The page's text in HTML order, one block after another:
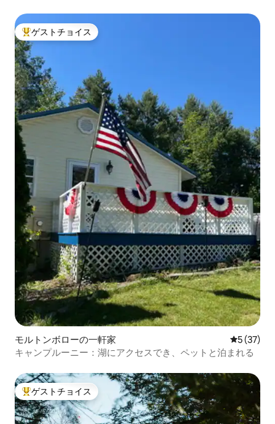
大好評のゲストチョイスです。
ゲストチョイス
モルトンボローの一軒家 レビュー
5 (37)
キャンプルーニー：湖にアクセスでき、ペットと泊まれる
大好評のゲストチョイスです。
ゲストチョイス